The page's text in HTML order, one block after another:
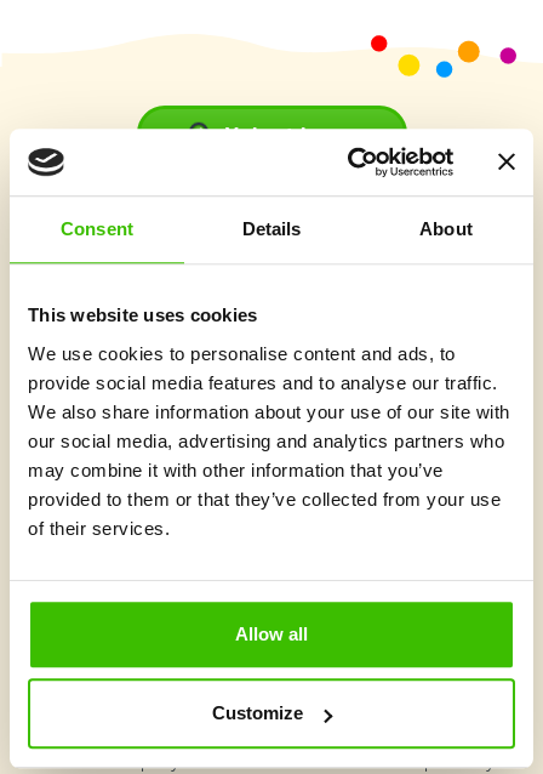
Consent Details About
This website uses cookies
We use cookies to personalise content and ads, to
provide social media features and to analyse our traffic.
We also share information about your use of our site with
our social media, advertising and analytics partners who
may combine it with other information that you’ve
provided to them or that they’ve collected from your use
of their services.
Allow all
Customize
Vybrat kurz
Co je v Gymnathlonu nového
by neměl začínat až po škole
Jak dostat více pohybu do běžného dne dětí? Podle předsedy